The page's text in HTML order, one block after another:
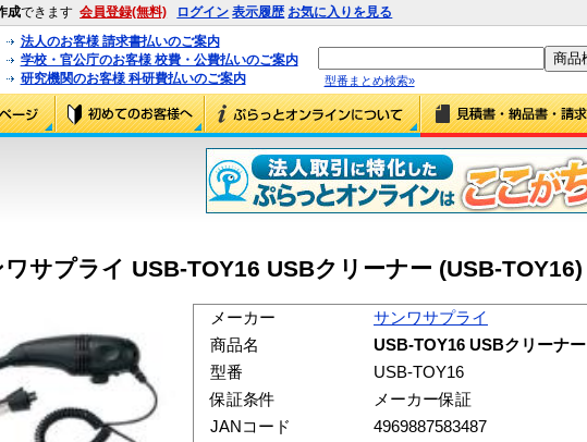
成できます 会員登録(無料) ログイン 表示履歴 お気に入りを見る
法人のお客様 請求書払いのご案内
学校・官公庁のお客様 校費・公費払いのご案内
研究機関のお客様 科研費払いのご案内
型番まとめ検索»
ワサプライ USB-TOY16 USBクリーナー (USB-TOY16)
メーカー
サンワサプライ
商品名
USB-TOY16 USBクリーナー
型番
USB-TOY16
保証条件
メーカー保証
JANコード
4969887583487